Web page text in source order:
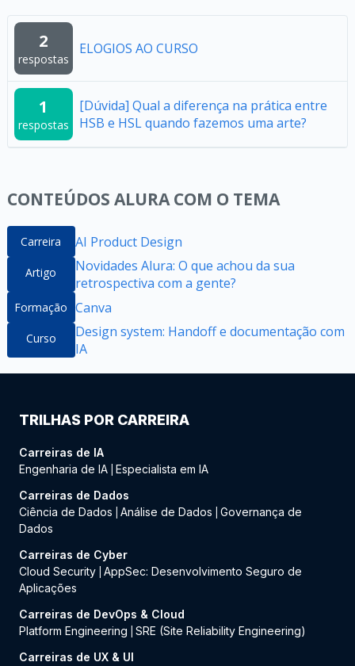
2
respostas
ELOGIOS AO CURSO
1
respostas
[Dúvida] Qual a diferença na prática entre
HSB e HSL quando fazemos uma arte?
CONTEÚDOS ALURA COM O TEMA
Carreira AI Product Design
Artigo
Novidades Alura: O que achou da sua
retrospectiva com a gente?
Formação Canva
Curso
Design system: Handoff e documentação com
IA
TRILHAS POR CARREIRA
Carreiras de IA
Engenharia de IA Especialista em IA
Carreiras de Dados
Ciência de Dados
Análise de Dados
Governança de
Dados
Carreiras de Cyber
Cloud Security AppSec: Desenvolvimento Seguro de
Aplicações
Carreiras de DevOps & Cloud
Platform Engineering
SRE (Site Reliability Engineering)
Carreiras de UX & UI